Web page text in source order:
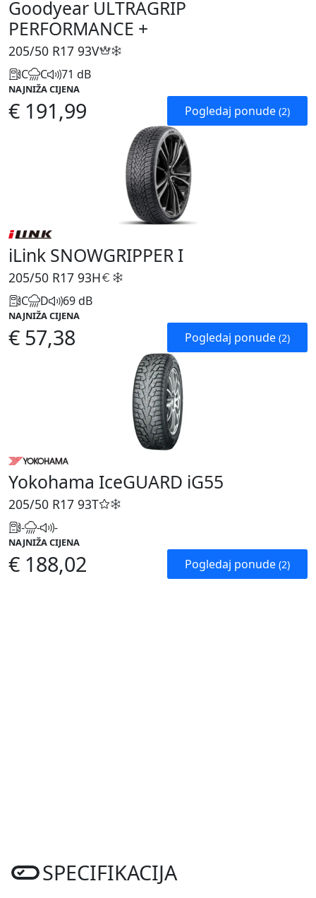
Goodyear ULTRAGRIP
PERFORMANCE +
205/50 R17 93V
C C 71 dB
NAJNIŽA CIJENA
€ 191,99 Pogledaj ponude (2)
iLink SNOWGRIPPER I
205/50 R17 93H
C D 69 dB
NAJNIŽA CIJENA
€ 57,38 Pogledaj ponude (2)
Yokohama IceGUARD iG55
205/50 R17 93T
- - -
NAJNIŽA CIJENA
€ 188,02 Pogledaj ponude (2)
SPECIFIKACIJA